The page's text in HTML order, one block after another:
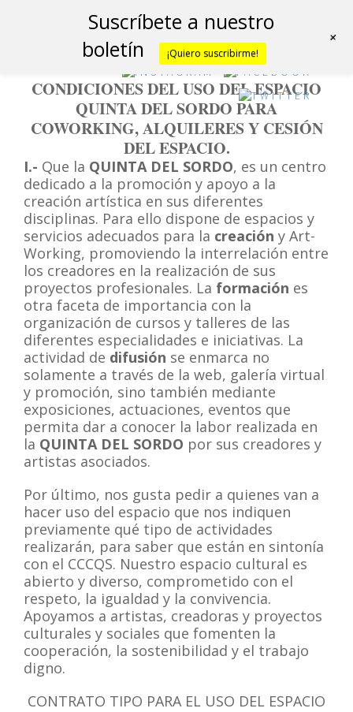
CONDICIONES DEL USO DEL ESPACIO
QUINTA DEL SORDO PARA
COWORKING, ALQUILERES Y CESIÓN
DEL ESPACIO.
I.- Que la QUINTA DEL SORDO, es un centro
dedicado a la promoción y apoyo a la
creación artística en sus diferentes
disciplinas. Para ello dispone de espacios y
servicios adecuados para la creación y Art-
Working, promoviendo la interrelación entre
los creadores en la realización de sus
proyectos profesionales. La formación es
otra faceta de importancia con la
organización de cursos y talleres de las
diferentes especialidades e iniciativas. La
actividad de difusión se enmarca no
solamente a través de la web, galería virtual
y promoción, sino también mediante
exposiciones, actuaciones, eventos que
permita dar a conocer la labor realizada en
la QUINTA DEL SORDO por sus creadores y
artistas asociados.
Por último, nos gusta pedir a quienes van a
hacer uso del espacio que nos indiquen
previamente qué tipo de actividades
realizarán, para saber que están en sintonía
con el CCCQS. Nuestro espacio cultural es
abierto y diverso, comprometido con el
respeto, la igualdad y la convivencia.
Apoyamos a artistas, creadoras y proyectos
culturales y sociales que fomenten la
cooperación, la sostenibilidad y el trabajo
digno.
CONTRATO TIPO PARA EL USO DEL ESPACIO
Suscríbete a nuestro
boletín
¡Quiero suscribirme!
+